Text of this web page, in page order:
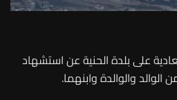
على بلدة الحنية عن استشهاد
والوالدة وابنهما.